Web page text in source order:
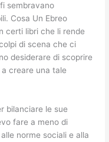
sembravano
Cosa Un Ebreo
certi libri che li rende
di scena che ci
desiderare di scoprire
creare una tale
bilanciare le sue
fare a meno di
norme sociali e alla